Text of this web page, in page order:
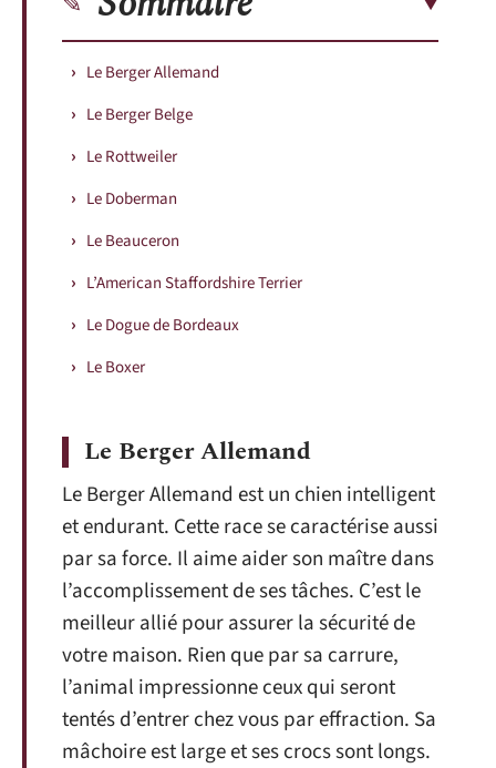
Le Berger Allemand
Le Berger Belge
Le Rottweiler
Le Doberman
Le Beauceron
L’American Staffordshire Terrier
Le Dogue de Bordeaux
Le Boxer
Le Berger Allemand
Le Berger Allemand est un chien intelligent
et endurant. Cette race se caractérise aussi
par sa force. Il aime aider son maître dans
l’accomplissement de ses tâches. C’est le
meilleur allié pour assurer la sécurité de
votre maison. Rien que par sa carrure,
l’animal impressionne ceux qui seront
tentés d’entrer chez vous par effraction. Sa
mâchoire est large et ses crocs sont longs.